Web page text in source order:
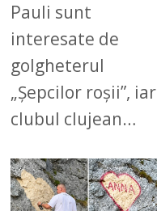
Pauli sunt
interesate de
golgheterul
„Șepcilor roșii”, iar
clubul clujean…